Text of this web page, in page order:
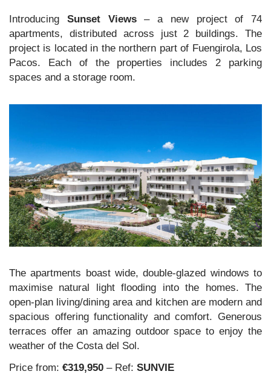
Introducing Sunset Views– a new project of 74
apartments, distributed across just 2 buildings. The
project is located in the northern part of Fuengirola, Los
Pacos. Each of the properties includes 2 parking
spaces and a storage room.
The apartments boast wide, double-glazed windows to
maximise natural light flooding into the homes. The
open-plan living/dining area and kitchen are modern and
spacious offering functionality and comfort. Generous
terraces offer an amazing outdoor space to enjoy the
weather of the Costa del Sol.
Price from: €319,950 – Ref: SUNVIE